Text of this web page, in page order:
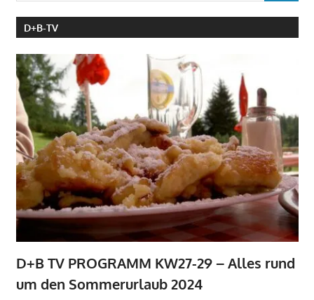
D+B-TV
D+B TV PROGRAMM KW27-29 – Alles rund
um den Sommerurlaub 2024